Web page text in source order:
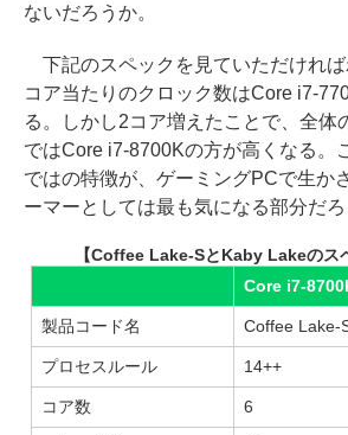
ないだろうか。
下記のスペックを見ていただけれ
コア当たりのクロック数はCore i7-
る。しかし2コア増えたことで、全体
ではCore i7-8700Kの方が高くなる。
ではの特徴が、ゲーミングPCで生か
ーマーとしては最も気になる部分だろ
【Coffee Lake-SとKaby Lakeのス
Core i7-
製品コード名 Coffee Lake-
プロセスルール 14++
コア数 6